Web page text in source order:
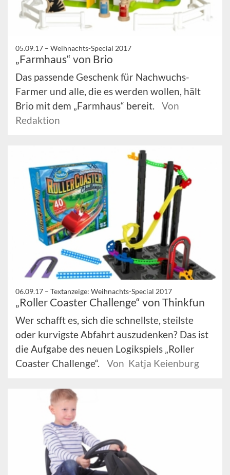
05.09.17 – Weihnachts-Special 2017
„Farmhaus“ von Brio
Das passende Geschenk für Nachwuchs-
Farmer und alle, die es werden wollen, hält
Brio mit dem „Farmhaus“ bereit.
Von
Redaktion
06.09.17 – Textanzeige: Weihnachts-Special 2017
„Roller Coaster Challenge“ von Thinkfun
Wer schafft es, sich die schnellste, steilste
oder kurvigste Abfahrt auszudenken? Das ist
die Aufgabe des neuen Logikspiels „Roller
Coaster Challenge“.
Von Katja Keienburg